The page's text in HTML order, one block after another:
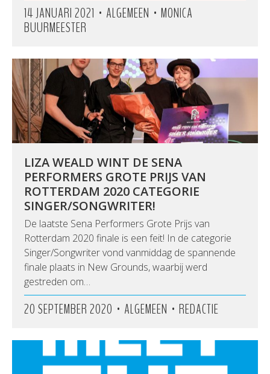
14 JANUARI 2021 • ALGEMEEN • MONICA
BUURMEESTER
LIZA WEALD WINT DE SENA
PERFORMERS GROTE PRIJS VAN
ROTTERDAM 2020 CATEGORIE
SINGER/SONGWRITER!
De laatste Sena Performers Grote Prijs van
Rotterdam 2020 finale is een feit! In de categorie
Singer/Songwriter vond vanmiddag de spannende
finale plaats in New Grounds, waarbij werd
gestreden om…
20 SEPTEMBER 2020 • ALGEMEEN • REDACTIE